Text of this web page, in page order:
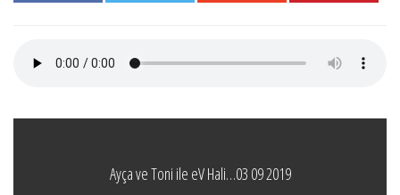
Ayça ve Toni ile eV Hali…03 09 2019